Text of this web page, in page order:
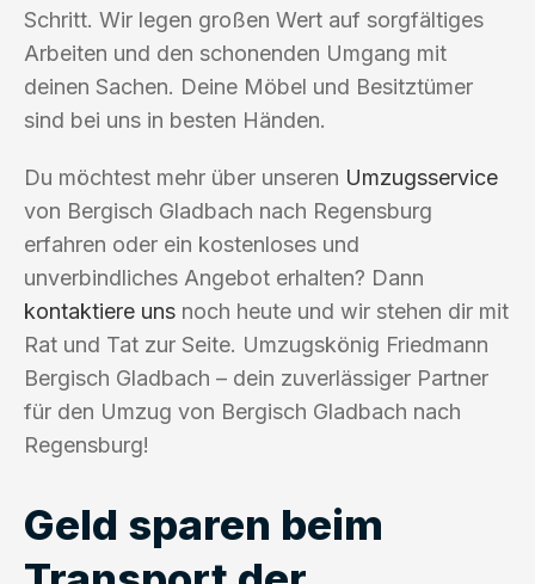
Schritt. Wir legen großen Wert auf sorgfältiges
Arbeiten und den schonenden Umgang mit
deinen Sachen. Deine Möbel und Besitztümer
sind bei uns in besten Händen.
Du möchtest mehr über unseren Umzugsservice
von Bergisch Gladbach nach Regensburg
erfahren oder ein kostenloses und
unverbindliches Angebot erhalten? Dann
kontaktiere uns noch heute und wir stehen dir mit
Rat und Tat zur Seite. Umzugskönig Friedmann
Bergisch Gladbach – dein zuverlässiger Partner
für den Umzug von Bergisch Gladbach nach
Regensburg!
Geld sparen beim